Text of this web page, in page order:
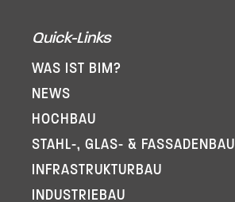
Quick-Links
WAS IST BIM?
NEWS
HOCHBAU
STAHL-, GLAS- & FASSADENBAU
INFRA­STRUKTURBAU
INDUSTRIEBAU